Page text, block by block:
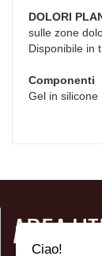
DOLORI
sulle zone
Disponibile in
Componenti
Gel in silicone
AREA